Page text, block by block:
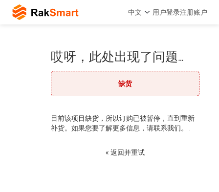
中文 用户登录注册账户
哎呀，此处出现了问题…
缺货
目前该项目缺货，所以订购已被暂停，直到重新
补货。如果您要了解更多信息，请联系我们。 .
« 返回并重试